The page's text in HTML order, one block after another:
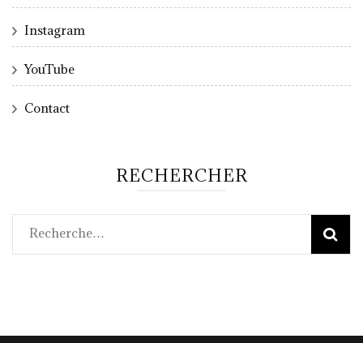
Instagram
YouTube
Contact
RECHERCHER
Rechercher :